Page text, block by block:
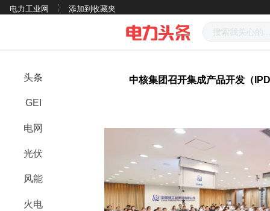
电力工业网 添加到收藏夹
头条
GEI
电网
光伏
风能
火电
中核集团召开集成产品开发（